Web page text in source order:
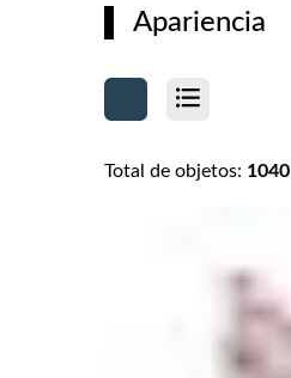
Apariencia
Total de objetos: 1040